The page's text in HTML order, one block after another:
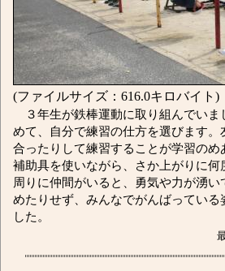
(ファイルサイズ：616.0キロバイト)
３年生が鉄棒運動に取り組んでいま
めて、自分で練習の仕方を選びます。
合ったりして練習することが学習のめ
補助具を使いながら、さか上がりに何
周りに仲間がいると、勇気や力が湧
めたりせず、みんなでがんばってい
した。